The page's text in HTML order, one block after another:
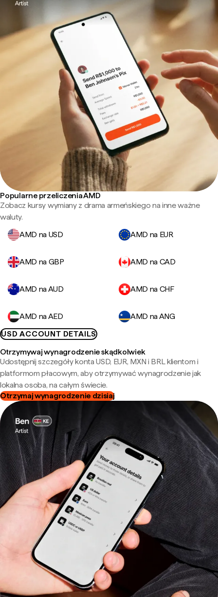
Popularne przeliczenia AMD
Zobacz kursy wymiany z drama armeńskiego na inne ważne
waluty.
AMD na USD
AMD na EUR
AMD na GBP AMD na CAD
AMD na AUD AMD na CHF
AMD na AED
AMD na ANG
USD ACCOUNT DETAILS
Otrzymywaj wynagrodzenie skądkolwiek
Udostępnij szczegóły konta USD, EUR, MXN i BRL klientom i
platformom płacowym, aby otrzymywać wynagrodzenie jak
lokalna osoba, na całym świecie.
Otrzymaj wynagrodzenie dzisiaj